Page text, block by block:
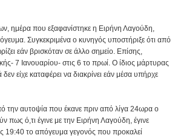
ημέρα που εξαφανίστηκε η Ειρήνη Λαγούδη,
Συγκεκριμένα ο κυνηγός υποστήριξε ότι από
εάν βρισκόταν σε άλλο σημείο. Επίσης,
7 Ιανουαρίου- στις 6 το πρωί. Ο ίδιος μάρτυρας
είχε καταφέρει να διακρίνει εάν μέσα υπήρχε
την αυτοψία που έκανε πριν από λίγα 24ωρα ο
πως ό,τι έγινε με την Ειρήνη Λαγούδη, έγινε
19:40 το απόγευμα γεγονός που προκαλεί